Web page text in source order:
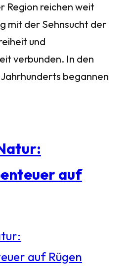
Region reichen weit
mit der Sehnsucht der
und
verbunden. In den
begannen
auf